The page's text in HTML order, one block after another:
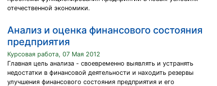
отечественной экономики.
Анализ и оценка финансового состояния
предприятия
Курсовая работа, 07 Мая 2012
Главная цель анализа - своевременно выявлять и устранять
недостатки в финансовой деятельности и находить резервы
улучшения финансового состояния предприятия и его